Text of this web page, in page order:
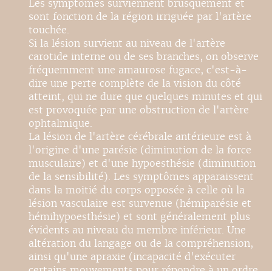
Les symptômes surviennent brusquement et
sont fonction de la région irriguée par l'artère
touchée.
Si la lésion survient au niveau de l'artère
carotide interne ou de ses branches, on observe
fréquemment une amaurose fugace, c'est-à-
dire une perte complète de la vision du côté
atteint, qui ne dure que quelques minutes et qui
est provoquée par une obstruction de l'artère
ophtalmique.
La lésion de l'artère cérébrale antérieure est à
l'origine d'une parésie (diminution de la force
musculaire) et d'une hypoesthésie (diminution
de la sensibilité). Les symptômes apparaissent
dans la moitié du corps opposée à celle où la
lésion vasculaire est survenue (hémiparésie et
hémihypoesthésie) et sont généralement plus
évidents au niveau du membre inférieur. Une
altération du langage ou de la compréhension,
ainsi qu'une apraxie (incapacité d'exécuter